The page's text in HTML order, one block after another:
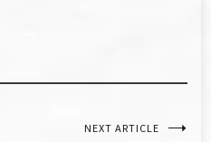
NEXT ARTICLE